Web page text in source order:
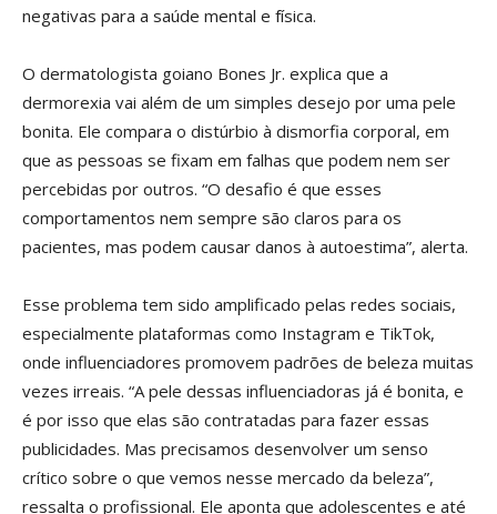
negativas para a saúde mental e física.
O dermatologista goiano Bones Jr. explica que a
dermorexia vai além de um simples desejo por uma pele
bonita. Ele compara o distúrbio à dismorfia corporal, em
que as pessoas se fixam em falhas que podem nem ser
percebidas por outros. “O desafio é que esses
comportamentos nem sempre são claros para os
pacientes, mas podem causar danos à autoestima”, alerta.
Esse problema tem sido amplificado pelas redes sociais,
especialmente plataformas como Instagram e TikTok,
onde influenciadores promovem padrões de beleza muitas
vezes irreais. “A pele dessas influenciadoras já é bonita, e
é por isso que elas são contratadas para fazer essas
publicidades. Mas precisamos desenvolver um senso
crítico sobre o que vemos nesse mercado da beleza”,
ressalta o profissional. Ele aponta que adolescentes e até